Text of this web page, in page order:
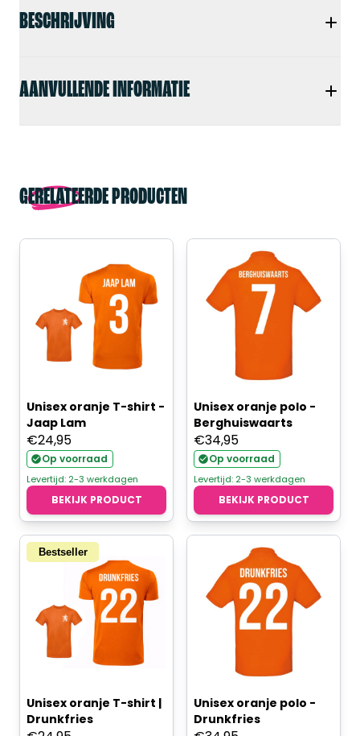
BESCHRIJVING
AANVULLENDE INFORMATIE
GERELATEERDE PRODUCTEN
Unisex oranje T-shirt -
Jaap Lam
€24,95
Op voorraad
Levertijd: 2-3 werkdagen
BEKIJK PRODUCT
Unisex oranje polo -
Berghuiswaarts
€34,95
Op voorraad
Levertijd: 2-3 werkdagen
BEKIJK PRODUCT
Bestseller
Unisex oranje T-shirt |
Drunkfries
Unisex oranje polo -
Drunkfries